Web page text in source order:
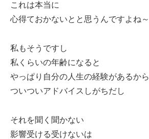
これは本当に
心得ておかないとと思うんですよね～
私もそうですし
私くらいの年齢になると
やっぱり自分の人生の経験があるから
ついついアドバイスしがちだし
それを聞く聞かない
影響受ける受けないは